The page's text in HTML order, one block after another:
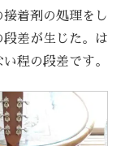
着剤の処理をし
差が生じた。は
程の段差です。